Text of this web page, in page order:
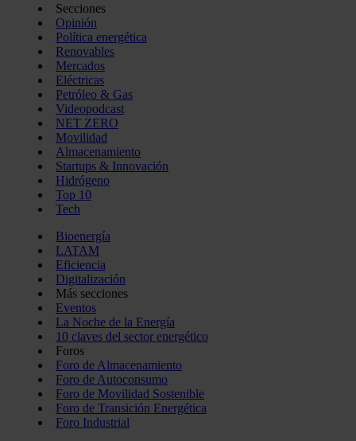
Secciones
Opinión
Política energética
Renovables
Mercados
Eléctricas
Petróleo & Gas
Videopodcast
NET ZERO
Movilidad
Almacenamiento
Startups & Innovación
Hidrógeno
Top 10
Tech
Bioenergía
LATAM
Eficiencia
Digitalización
Más secciones
Eventos
La Noche de la Energía
10 claves del sector energético
Foros
Foro de Almacenamiento
Foro de Autoconsumo
Foro de Movilidad Sostenible
Foro de Transición Energética
Foro Industrial